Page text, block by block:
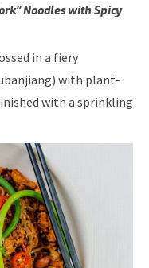
Noodles with Spicy
in a fiery
with plant-
with a sprinkling